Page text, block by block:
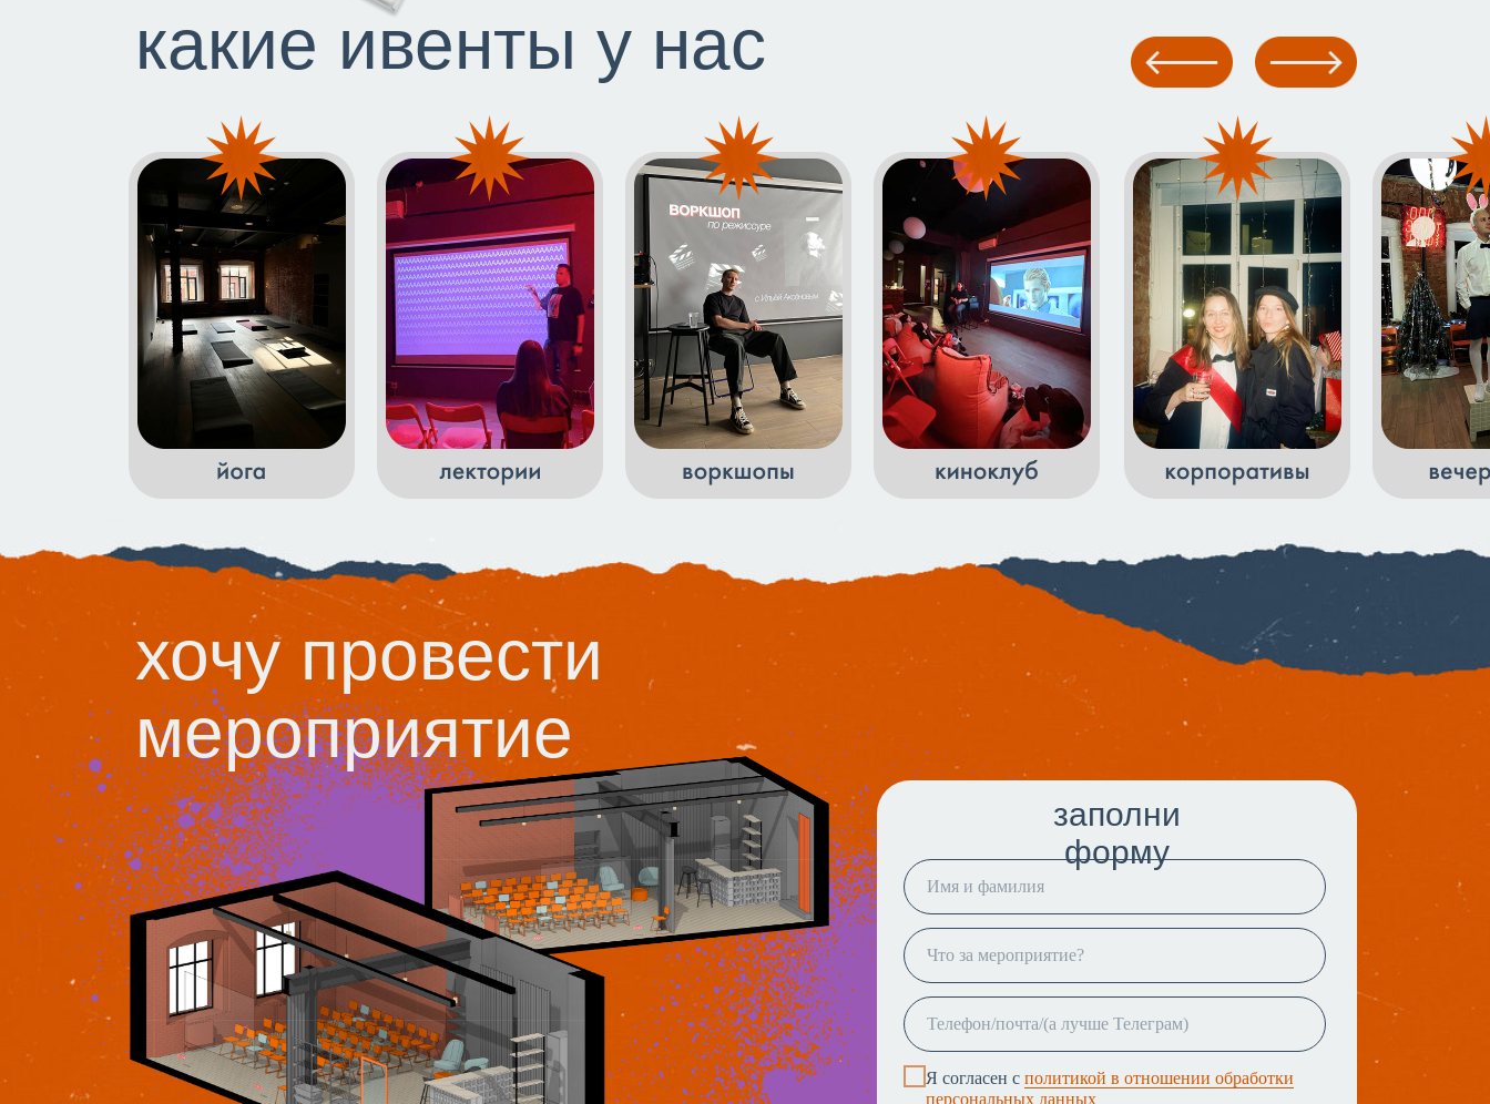
какие ивенты у нас
проходят
хочу провести
мероприятие
заполни
форму
Я согласен с политикой в отношении обработки
персональных данных